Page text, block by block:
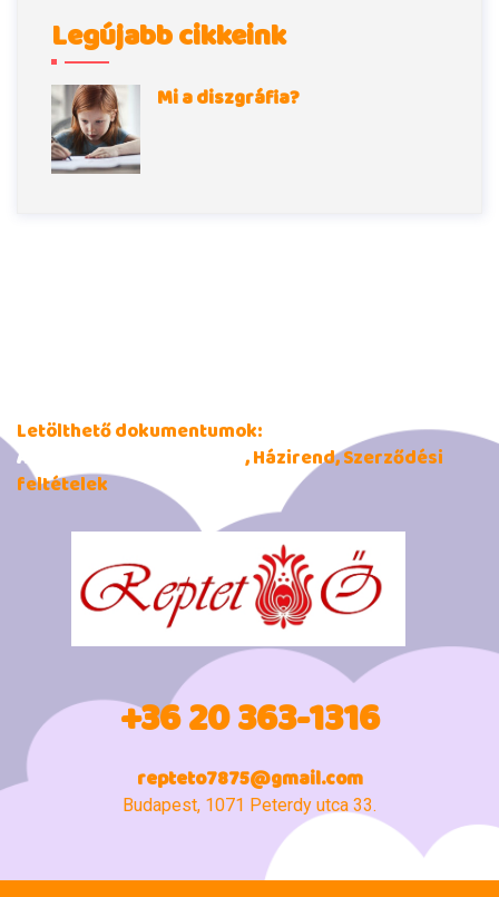
Legújabb cikkeink
Mi a diszgráfia?
Letölthető dokumentumok:
Adatkezelési tájékoztató , Házirend, Szerződési
feltételek
+36 20 363-1316
repteto7875@gmail.com
Budapest, 1071 Peterdy utca 33.